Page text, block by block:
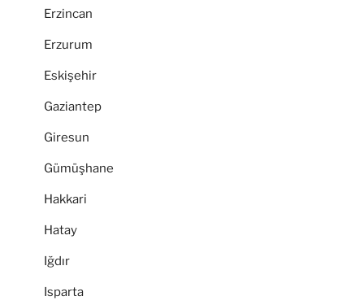
Erzincan
Erzurum
Eskişehir
Gaziantep
Giresun
Gümüşhane
Hakkari
Hatay
Iğdır
Isparta